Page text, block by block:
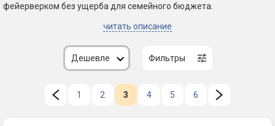
фейерверком без ущерба для семейного бюджета.
читать описание
Дешевле Фильтры
1 2 3 4 5 6